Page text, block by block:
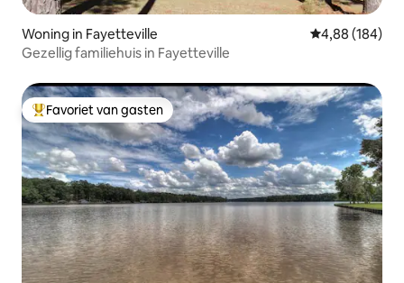
Woning in Fayetteville Gemiddelde
4,88 (184)
Gezellig familiehuis in Fayetteville
Topfavoriet van gasten
Favoriet van gasten